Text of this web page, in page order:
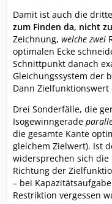
Damit ist auch die
zum Finden da, nicht
Zeichnung, welche zwei
optimalen Ecke
Schnittpunkt danach
Gleichungssystem der
Dann Zielfunktionswert
Drei Sonderfälle, die
Isogewinngerade
die gesamte Kante
gleichem Zielwert). Ist
widersprechen sich
Richtung der
– bei
Restriktion vergessen